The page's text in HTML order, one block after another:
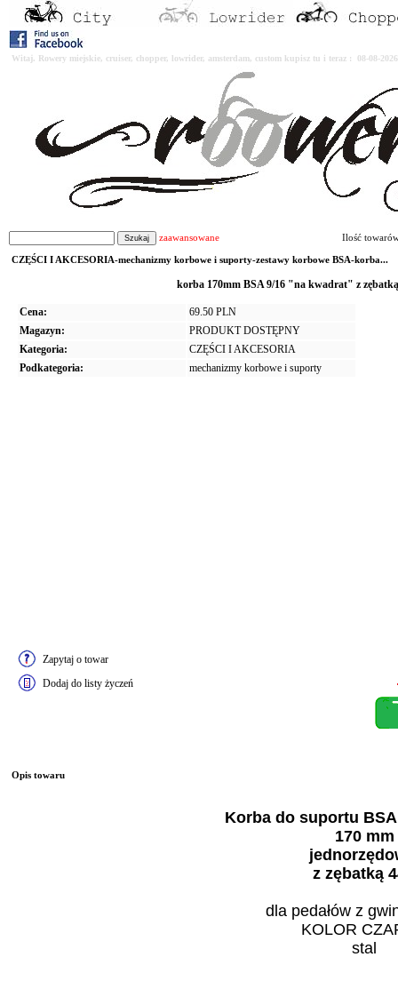
Witaj. Rowery miejskie, cruiser, chopper, lowrider, amsterdam, custom kupisz tu i teraz : 08-08-
zaawansowane Ilość
CZĘŚCI I AKCESORIA-mechanizmy korbowe i suporty-zestawy korbowe BSA-korba...
korba 170mm BSA 9/16 "na kwadrat" z
Cena:
69.50 PLN
Magazyn:
PRODUKT DOSTĘPNY
Kategoria:
CZĘŚCI I AKCESORIA
Podkategoria:
mechanizmy korbowe i suporty
Zapytaj o towar
Dodaj do listy życzeń
Opis towaru
Korba do suportu
170 mm
z zębatką
dla pedałów z
KOLOR
stal